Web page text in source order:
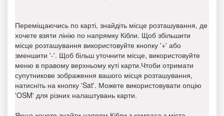
Переміщаючись по карті, знайдіть місце розташування, де
хочете взяти лінію по напрямку Кібли. Щоб збільшити
місце розташування використовуйте кнопку '+' або
зменшити '-'. Щоб більш уточнити місце, використовуйте
меню в правому верхньому куті карти.Чтоби отримати
супутникове зображення вашого місця розташування,
натисніть на кнопку 'Sat'. Можете використовувати опцію
'OSM' для різних налаштувань карти.